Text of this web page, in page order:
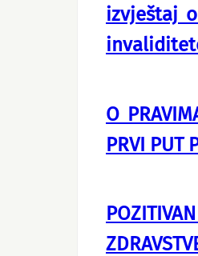
izvještaj
O
PRVI PUT